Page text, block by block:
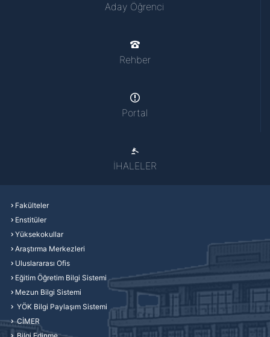
Aday Öğrenci
Rehber
Portal
İHALELER
Fakülteler
Enstitüler
Yüksekokullar
Araştırma Merkezleri
Uluslararası Ofis
Eğitim Öğretim Bilgi Sistemi
Mezun Bilgi Sistemi
YÖK Bilgi Paylaşım Sistemi
CİMER